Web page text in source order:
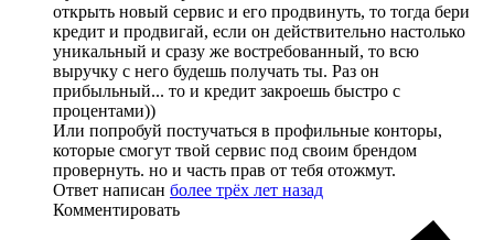
открыть новый сервис и его продвинуть, то тогда бери
кредит и продвигай, если он действительно настолько
уникальный и сразу же востребованный, то всю
выручку с него будешь получать ты. Раз он
прибыльный... то и кредит закроешь быстро с
процентами))
Или попробуй постучаться в профильные конторы,
которые смогут твой сервис под своим брендом
провернуть. но и часть прав от тебя отожмут.
Ответ написан более трёх лет назад
Комментировать